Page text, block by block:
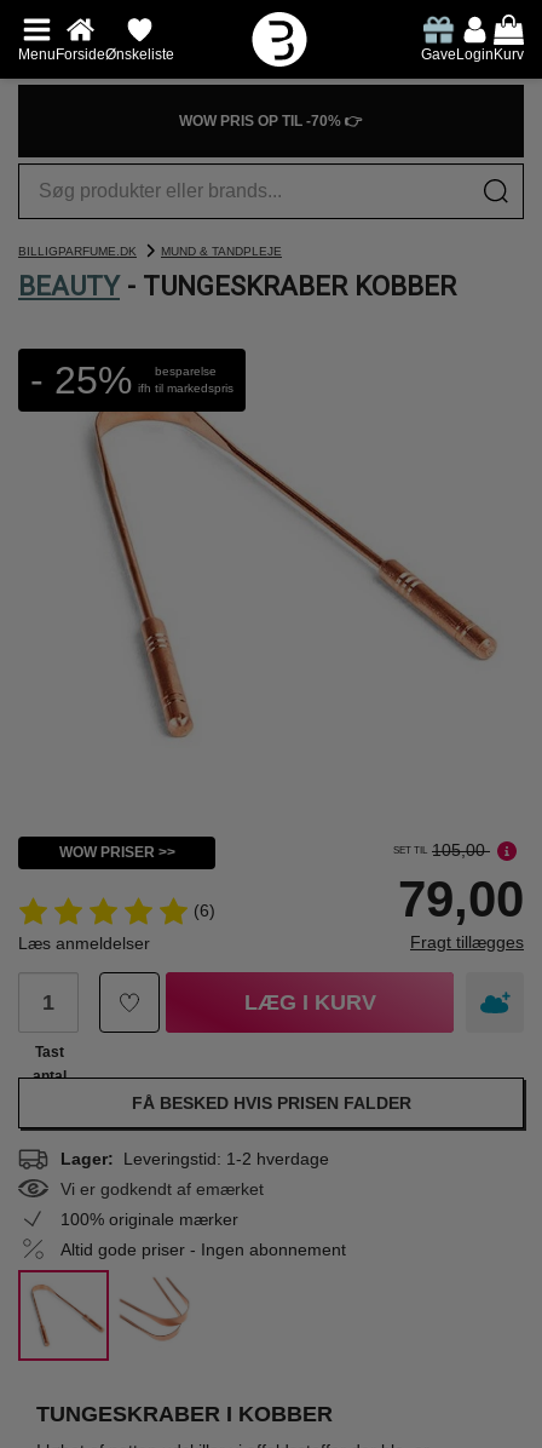
MenuForsideØnskeliste GaveLoginKurv
WOW PRIS OP TIL -70% 👉
BILLIGPARFUME.DK MUND & TANDPLEJE
BEAUTY- TUNGESKRABER KOBBER
- 25%
besparelse
ifh til markedspris
WOW PRISER >>
(6)
Læs anmeldelser
SET TIL 105,00
79,00
Fragt tillægges
Tast
antal
LÆG I KURV
FÅ BESKED HVIS PRISEN FALDER
Lager: Leveringstid: 1-2 hverdage
Vi er godkendt af emærket
100% originale mærker
Altid gode priser - Ingen abonnement
TUNGESKRABER I KOBBER